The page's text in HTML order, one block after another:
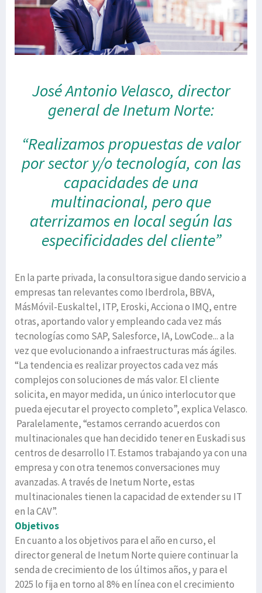
José Antonio Velasco, director
general de Inetum Norte:
“Realizamos propuestas de valor
por sector y/o tecnología, con las
capacidades de una
multinacional, pero que
aterrizamos en local según las
especificidades del cliente”
En la parte privada, la consultora sigue dando servicio a
empresas tan relevantes como Iberdrola, BBVA,
MásMóvil-Euskaltel, ITP, Eroski, Acciona o IMQ, entre
otras, aportando valor y empleando cada vez más
tecnologías como SAP, Salesforce, IA, LowCode... a la
vez que evolucionando a infraestructuras más ágiles.
“La tendencia es realizar proyectos cada vez más
complejos con soluciones de más valor. El cliente
solicita, en mayor medida, un único interlocutor que
pueda ejecutar el proyecto completo”, explica Velasco.
Paralelamente, “estamos cerrando acuerdos con
multinacionales que han decidido tener en Euskadi sus
centros de desarrollo IT. Estamos trabajando ya con una
empresa y con otra tenemos conversaciones muy
avanzadas. A través de Inetum Norte, estas
multinacionales tienen la capacidad de extender su IT
en la CAV”.
Objetivos
En cuanto a los objetivos para el año en curso, el
director general de Inetum Norte quiere continuar la
senda de crecimiento de los últimos años, y para el
2025 lo fija en torno al 8% en línea con el crecimiento